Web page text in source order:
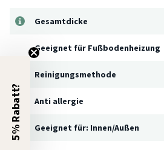
Gesamtdicke
Geeignet für Fußbodenheizung
Reinigungsmethode
Anti allergie
Geeignet für: Innen/Außen
5% Rabatt?